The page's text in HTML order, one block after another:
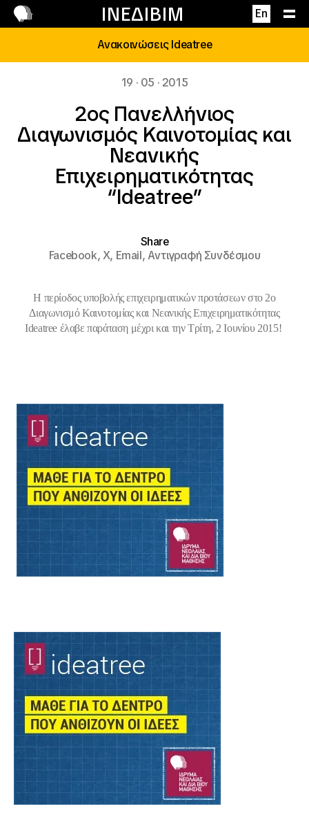
ΙΝΕΔΙΒΙΜ En
Επικοινωνία
Ανακοινώσεις Ideatree
19 · 05 · 2015
2ος Πανελλήνιος
Διαγωνισμός Καινοτομίας και
Νεανικής
Επιχειρηματικότητας
“Ideatree”
Share
Facebook,X, Email,Αντιγραφή Συνδέσμου
Η περίοδος υποβολής επιχειρηματικών προτάσεων στο 2ο
Διαγωνισμό Καινοτομίας και Νεανικής Επιχειρηματικότητας
Ideatree έλαβε παράταση μέχρι και τηνΤρίτη, 2 Ιουνίου 2015!